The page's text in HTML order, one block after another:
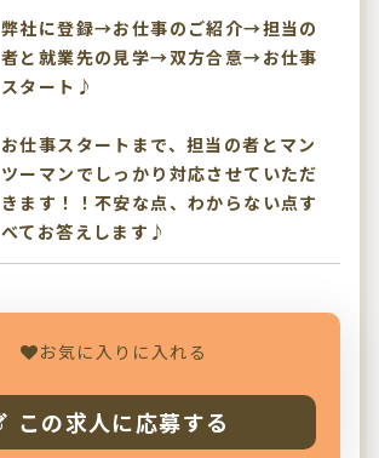
弊社に登録→お仕事のご紹介→担当の
者と就業先の見学→双方合意→お仕事
スタート♪
お仕事スタートまで、担当の者とマン
ツーマンでしっかり対応させていただ
きます！！不安な点、わからない点す
べてお答えします♪
お気に入りに入れる
この求人に応募する